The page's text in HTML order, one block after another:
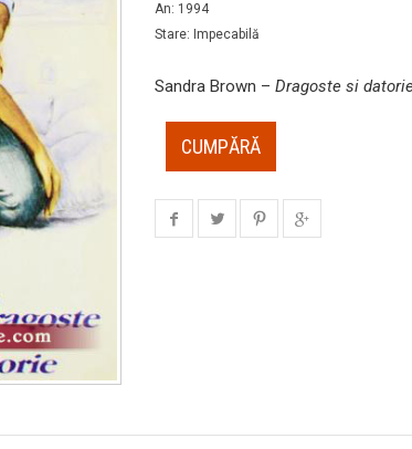
An: 1994
Stare: Impecabilă
Sandra Brown – Dragoste si
CUMPĂRĂ